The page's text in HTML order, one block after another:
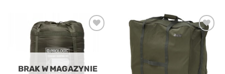
Add to
wishlist
BRAK W MAGAZYNIE
Add to
wishlist